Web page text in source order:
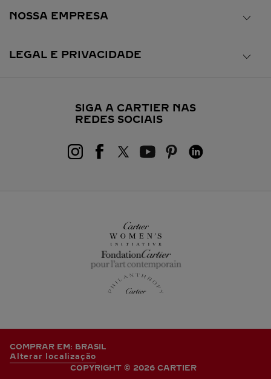
NOSSA EMPRESA
LEGAL E PRIVACIDADE
SIGA A CARTIER NAS
REDES SOCIAIS
COMPRAR EM: BRASIL
Alterar localização
COPYRIGHT © 2026 CARTIER